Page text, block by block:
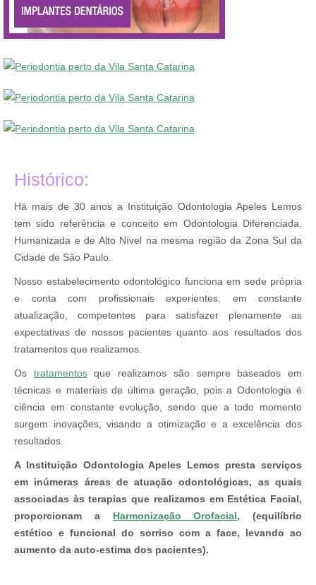
Histórico:
Há mais de 30 anos a Instituição Odontologia Apeles Lemos
tem sido referência e conceito em Odontologia Diferenciada,
Humanizada e de Alto Nível na mesma região da Zona Sul da
Cidade de São Paulo.
Nosso estabelecimento odontológico funciona em sede própria
e conta com profissionais experientes, em constante
atualização, competentes para satisfazer plenamente as
expectativas de nossos pacientes quanto aos resultados dos
tratamentos que realizamos.
Os tratamentosque realizamos são sempre baseados em
técnicas e materiais de última geração, pois a Odontologia é
ciência em constante evolução, sendo que a todo momento
surgem inovações, visando a otimização e a excelência dos
resultados.
A Instituição Odontologia Apeles Lemos presta serviços
em inúmeras áreas de atuação odontológicas, as quais
associadas às terapias que realizamos em Estética Facial,
proporcionam a Harmonização Orofacial, (equilíbrio
estético e funcional do sorriso com a face, levando ao
aumento da auto-estima dos pacientes).